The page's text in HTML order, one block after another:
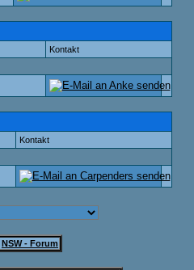
Kontakt
Kontakt
NSW - Forum